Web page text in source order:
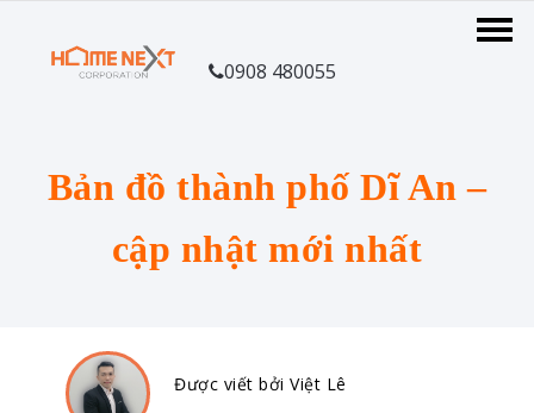
0908 480055
Bản đồ thành phố Dĩ An –
cập nhật mới nhất
Được viết bởi Việt Lê